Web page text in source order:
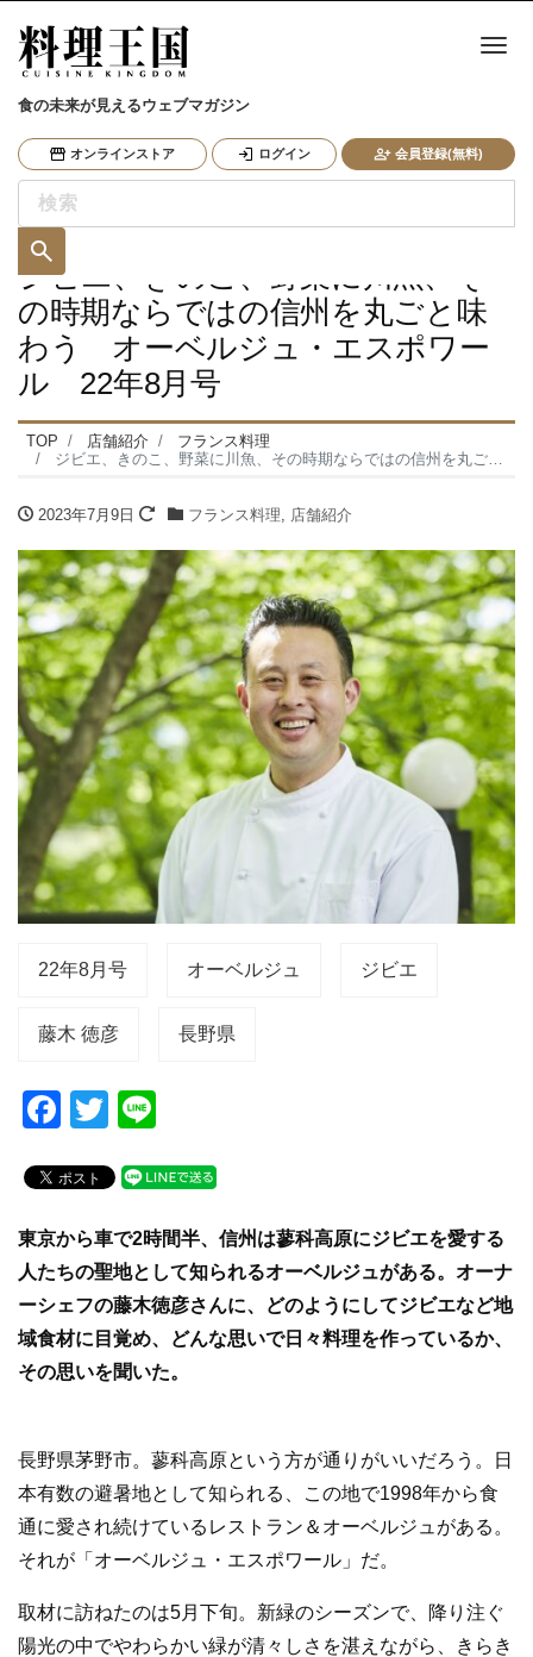
食の未来が見えるウェブマガジン
オンラインストア ログイン 会員登録(無料)
ナ
ジビエ、きのこ、野菜に川魚、そ
の時期ならではの信州を丸ごと味
わう オーベルジュ・エスポワー
ル 22年8月号
TOP 店舗紹介
フランス料理
ジビエ、きのこ、野菜に川魚、その時期ならではの信州を丸ごと味わう オーベルジュ・エスポワール 22年8月号
2023年7月9日 フランス料理, 店舗紹介
22年8月号 オーベルジュ ジビエ
藤木 徳彦 長野県
F
c
e
b
o
o
k
T
tt
er
e
東京から車で2時間半、信州は蓼科高原にジビエを愛する
人たちの聖地として知られるオーベルジュがある。オーナ
ーシェフの藤木徳彦さんに、どのようにしてジビエなど地
域食材に目覚め、どんな思いで日々料理を作っているか、
その思いを聞いた。
長野県茅野市。蓼科高原という方が通りがいいだろう。日
本有数の避暑地として知られる、この地で1998年から食
通に愛され続けているレストラン＆オーベルジュがある。
それが「オーベルジュ・エスポワール」だ。
取材に訪ねたのは5月下旬。新緑のシーズンで、降り注ぐ
陽光の中でやわらかい緑が清々しさを湛えながら、きらき